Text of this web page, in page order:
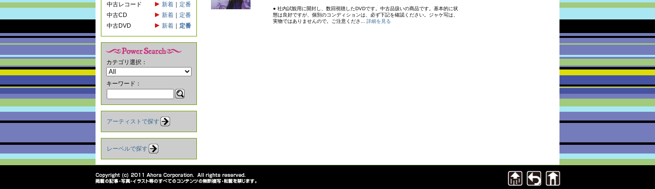
中古レコード
新着
定番
中古CD
新着
定番
中古DVD
新着 定番
カテゴリ選択：
キーワード：
アーティストで探す
レーベルで探す
● 社内試観用に開封し、数回視聴したDVDです。中古品扱いの商品です。基本的に状
態は良好ですが、個別のコンディションは、必ず下記を確認ください。ジャケ写は、
実物ではありませんので。ご注意くださ... 詳細を見る